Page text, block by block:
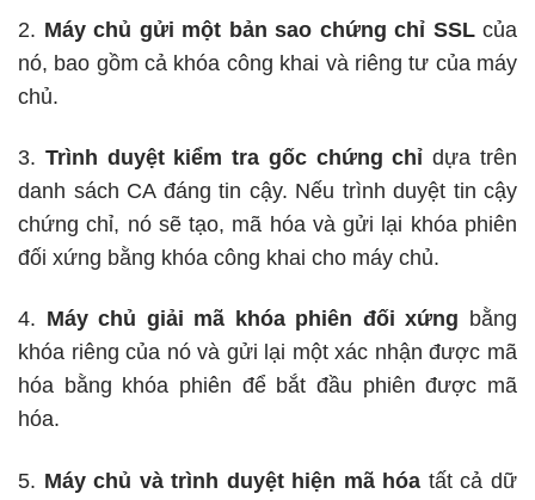
2. Máy chủ gửi một bản sao chứng chỉ SSLcủa
nó, bao gồm cả khóa công khai và riêng tư của máy
chủ.
3. Trình duyệt kiểm tra gốc chứng chỉ dựa trên
danh sách CA đáng tin cậy. Nếu trình duyệt tin cậy
chứng chỉ, nó sẽ tạo, mã hóa và gửi lại khóa phiên
đối xứng bằng khóa công khai cho máy chủ.
4. Máy chủ giải mã khóa phiên đối xứng bằng
khóa riêng của nó và gửi lại một xác nhận được mã
hóa bằng khóa phiên để bắt đầu phiên được mã
hóa.
5. Máy chủ và trình duyệt hiện mã hóa tất cả dữ